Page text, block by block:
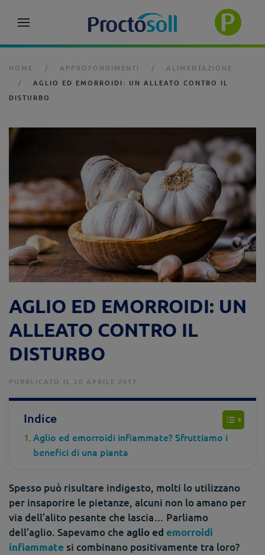
HOME APPROFONDIMENTI
ALIMENTAZIONE
AGLIO ED EMORROIDI: UN ALLEATO CONTRO IL
DISTURBO
AGLIO ED EMORROIDI: UN
ALLEATO CONTRO IL
DISTURBO
PUBBLICATO IL 20 APRILE 2017.
Indice
Aglio ed emorroidi infiammate? Sfruttiamo i
benefici di una pianta
Spesso può risultare indigesto, molti lo utilizzano
per insaporire le pietanze, alcuni non lo amano per
via dell’alito pesante che lascia… Parliamo
dell’aglio. Sapevamo che aglio ed emorroidi
infiammate si combinano positivamente tra loro?